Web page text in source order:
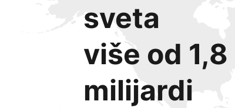
sveta
više od 1,8
milijardi